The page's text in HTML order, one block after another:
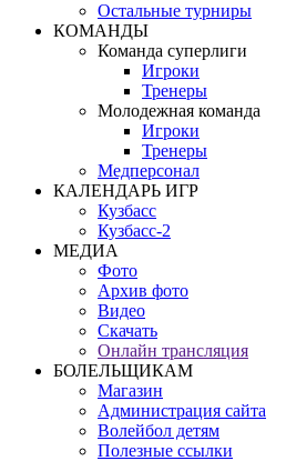
Остальные турниры
КОМАНДЫ
Команда суперлиги
Игроки
Тренеры
Молодежная команда
Игроки
Тренеры
Медперсонал
КАЛЕНДАРЬ ИГР
Кузбасс
Кузбасс-2
МЕДИА
Фото
Архив фото
Видео
Скачать
Онлайн трансляция
БОЛЕЛЬЩИКАМ
Магазин
Администрация сайта
Волейбол детям
Полезные ссылки